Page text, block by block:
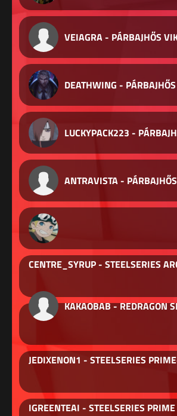
VEIAGRA - PÁRBAJHŐS
DEATHWING -
LUCKYPACK223 -
ANTRAVISTA -
CENTRE_SYRUP - STEELSERIES
KAKAOBAB - REDRAGON
JEDIXENON1 - STEELSERIES
IGREENTEAI - STEELSERIES PRIME